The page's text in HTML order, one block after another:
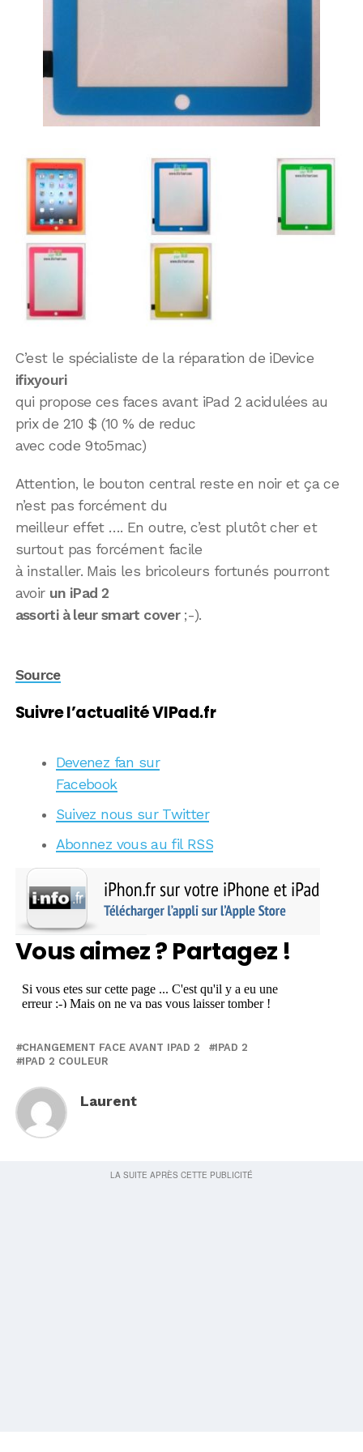
C’est le spécialiste de la réparation de iDevice
ifixyouri
qui propose ces faces avant iPad 2 acidulées au
prix de 210 $ (10 % de reduc
avec code 9to5mac)
Attention, le bouton central reste en noir et ça ce
n’est pas forcément du
meilleur effet …. En outre, c’est plutôt cher et
surtout pas forcément facile
à installer. Mais les bricoleurs fortunés pourront
avoir un iPad 2
assorti à leur smart cover;-).
Source
Suivre l’actualité VIPad.fr
Devenez fan sur
Facebook
Suivez nous sur Twitter
Abonnez vous au fil RSS
Vous aimez ? Partagez !
CHANGEMENT FACE AVANT IPAD 2
IPAD 2
IPAD 2 COULEUR
Laurent